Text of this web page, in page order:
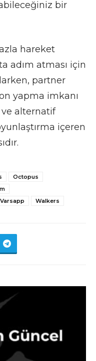
bir
hareket
adım atması için
partner
yapma imkanı
ve alternatif
içeren
Octopus
Varsapp Walkers